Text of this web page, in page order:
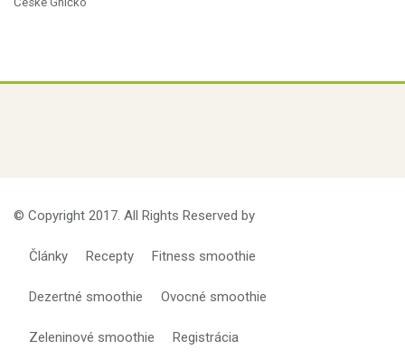
© Copyright 2017. All Rights Reserved by
Články Recepty Fitness smoothie
Dezertné smoothie Ovocné smoothie
Zeleninové smoothie Registrácia